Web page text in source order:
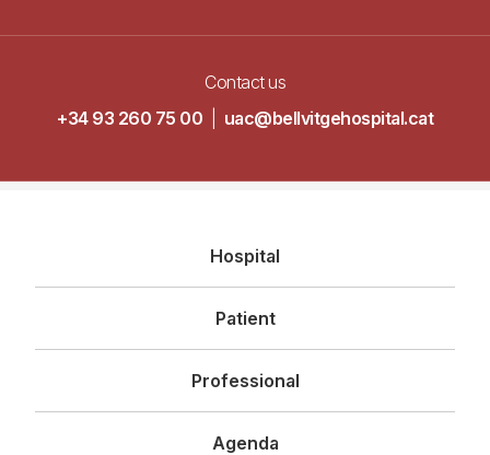
Contact us
+34 93 260 75 00
uac@bellvitgehospital.cat
principal
Hospital
Patient
Professional
Agenda